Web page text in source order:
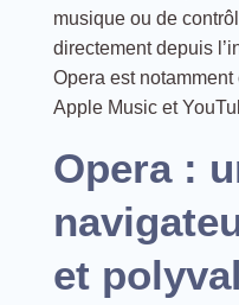
musique ou de
directement depuis
Opera est
Apple Music et
Opera :
et